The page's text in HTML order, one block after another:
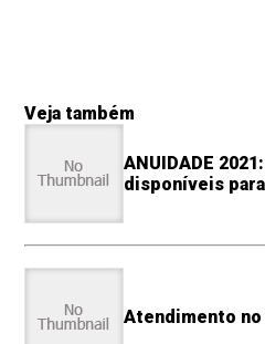
Veja também
ANUIDADE
disponíveis
Atendimento no